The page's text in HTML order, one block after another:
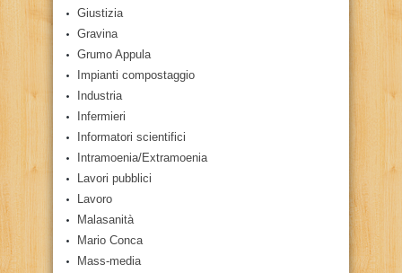
Giustizia
Gravina
Grumo Appula
Impianti compostaggio
Industria
Infermieri
Informatori scientifici
Intramoenia/Extramoenia
Lavori pubblici
Lavoro
Malasanità
Mario Conca
Mass-media